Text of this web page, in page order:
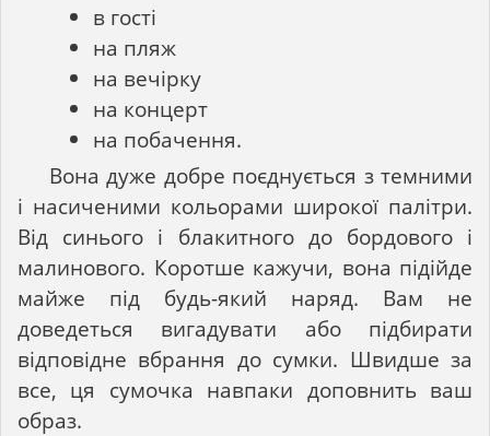
в гості
на пляж
на вечірку
на концерт
на побачення.
Вона дуже добре поєднується з темними
і насиченими кольорами широкої палітри.
Від синього і блакитного до бордового і
малинового. Коротше кажучи, вона підійде
майже під будь-який наряд. Вам не
доведеться вигадувати або підбирати
відповідне вбрання до сумки. Швидше за
все, ця сумочка навпаки доповнить ваш
образ.